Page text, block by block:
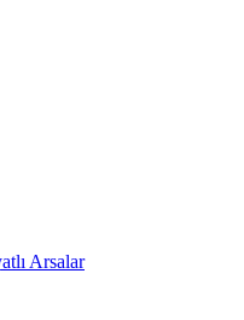
Arsalar